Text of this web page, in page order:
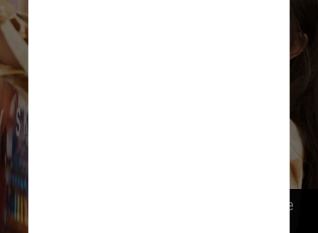
No entanto, o valor do produto, que